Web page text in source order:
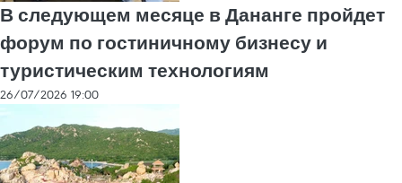
В следующем месяце в Дананге пройдет
форум по гостиничному бизнесу и
туристическим технологиям
26/07/2026 19:00